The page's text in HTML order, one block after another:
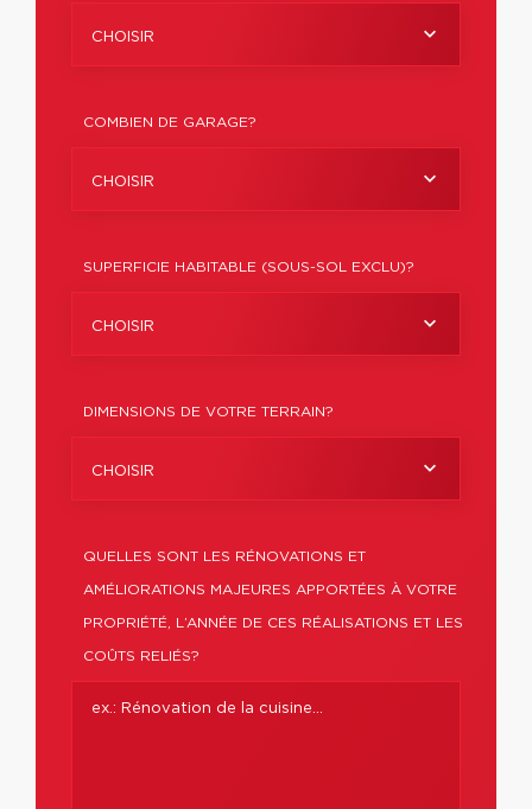
CHOISIR
COMBIEN DE GARAGE?
CHOISIR
SUPERFICIE HABITABLE (SOUS-SOL EXCLU)?
CHOISIR
DIMENSIONS DE VOTRE TERRAIN?
CHOISIR
QUELLES SONT LES RÉNOVATIONS ET
AMÉLIORATIONS MAJEURES APPORTÉES À VOTRE
PROPRIÉTÉ, L’ANNÉE DE CES RÉALISATIONS ET LES
COÛTS RELIÉS?